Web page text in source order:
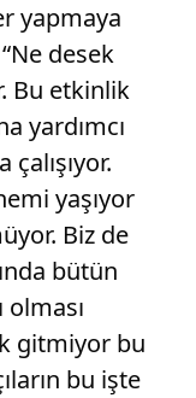
yapmaya
desek
Bu etkinlik
yardımcı
yaşıyor
Biz de
bütün
olması
gitmiyor bu
bu işte